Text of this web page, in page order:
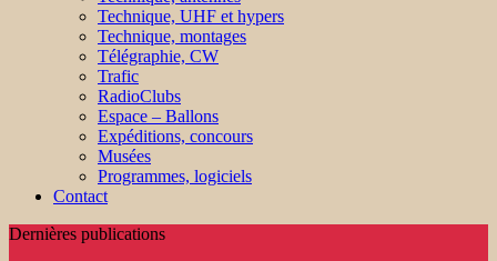
Technique, UHF et hypers
Technique, montages
Télégraphie, CW
Trafic
RadioClubs
Espace – Ballons
Expéditions, concours
Musées
Programmes, logiciels
Contact
Dernières publications